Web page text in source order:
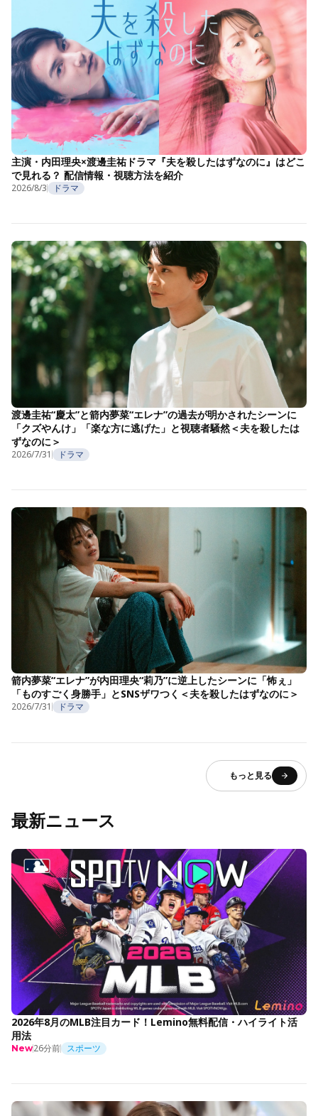
主演・内田理央×渡邊圭祐ドラマ『夫を殺したはずなのに』はどこ
で見れる？ 配信情報・視聴方法を紹介
2026/8/3 ドラマ
渡邊圭祐“慶太”と箭内夢菜“エレナ”の過去が明かされたシーンに
「クズやんけ」「楽な方に逃げた」と視聴者騒然＜夫を殺したは
ずなのに＞
2026/7/31 ドラマ
箭内夢菜“エレナ”が内田理央“莉乃”に逆上したシーンに「怖ぇ」
「ものすごく身勝手」とSNSザワつく＜夫を殺したはずなのに＞
2026/7/31 ドラマ
もっと見る
最新ニュース
2026年8月のMLB注目カード！Lemino無料配信・ハイライト活
用法
New26分前 スポーツ